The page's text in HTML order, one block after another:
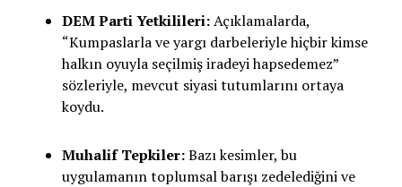
DEM Parti Yetkilileri:Açıklamalarda,
“Kumpaslarla ve yargı darbeleriyle hiçbir kimse
halkın oyuyla seçilmiş iradeyi hapsedemez”
sözleriyle, mevcut siyasi tutumlarını ortaya
koydu.
Muhalif Tepkiler:Bazı kesimler, bu
uygulamanın toplumsal barışı zedelediğini ve